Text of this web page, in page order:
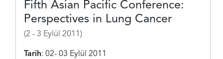
Fifth Asian Pacific Conference:
Perspectives in Lung Cancer
(2 - 3 Eylül 2011)
Tarih: 02- 03 Eylül 2011